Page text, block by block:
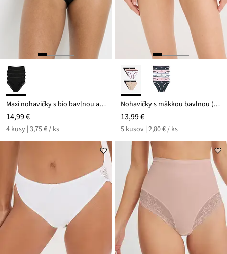
Maxi nohavičky s bio bavlnou a čipkou (4 ks)
14,99 €
4 kusy | 3,75 € / ks
Nohavičky s mäkkou bavlnou (5 ks v balení)
13,99 €
5 kusov | 2,80 € / ks